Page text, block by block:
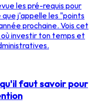
les pré-requis pour
j'appelle les "points
prochaine. Vois cet
investir ton temps et
faut savoir pour